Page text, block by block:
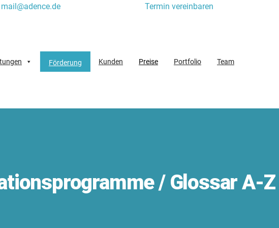
mail@adence.de
Termin vereinbaren
Förderung Kunden Preise Portfolio Team
/ Glossar A-Z